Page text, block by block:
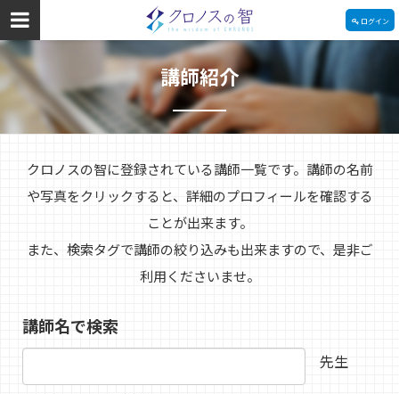
ログイン
講師紹介
クロノスの智に登録されている講師一覧です。講師の名前
や写真をクリックすると、詳細のプロフィールを確認する
ことが出来ます。
また、検索タグで講師の絞り込みも出来ますので、是非ご
利用くださいませ。
講師名で検索
先生